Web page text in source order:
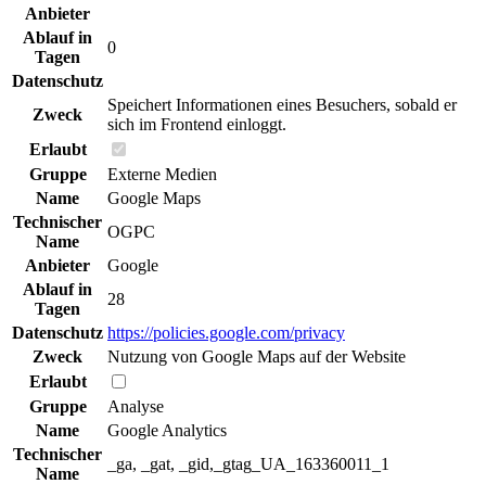
Anbieter
Ablauf in
Tagen
0
Datenschutz
Zweck
Speichert Informationen eines Besuchers, sobald er
sich im Frontend einloggt.
Erlaubt
Gruppe
Externe Medien
Name
Google Maps
Technischer
Name
OGPC
Anbieter
Google
Ablauf in
Tagen
28
Datenschutz https://policies.google.com/privacy
Zweck
Nutzung von Google Maps auf der Website
Erlaubt
Gruppe
Analyse
Name
Google Analytics
Technischer
Name
_ga, _gat, _gid,_gtag_UA_163360011_1